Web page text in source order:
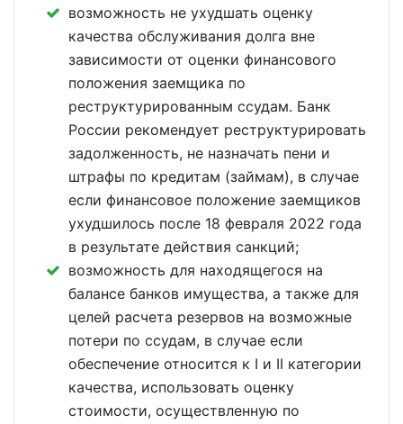
возможность не ухудшать оценку
качества обслуживания долга вне
зависимости от оценки финансового
положения заемщика по
реструктурированным ссудам. Банк
России рекомендует реструктурировать
задолженность, не назначать пени и
штрафы по кредитам (займам), в случае
если финансовое положение заемщиков
ухудшилось после 18 февраля 2022 года
в результате действия санкций;
возможность для находящегося на
балансе банков имущества, а также для
целей расчета резервов на возможные
потери по ссудам, в случае если
обеспечение относится к I и II категории
качества, использовать оценку
стоимости, осуществленную по